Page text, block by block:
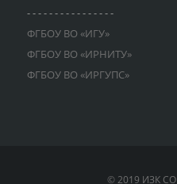
- - - - - - - - - - - - - - - -
ФГБОУ ВО «ИГУ»
ФГБОУ ВО «ИРНИТУ»
ФГБОУ ВО «ИРГУПС»
© 2019 ИЗК